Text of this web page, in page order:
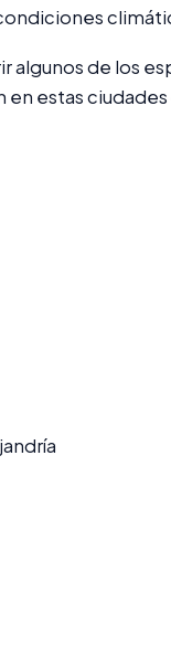
algunos de los
estas